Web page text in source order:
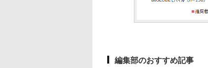
編集部のおすすめ記事